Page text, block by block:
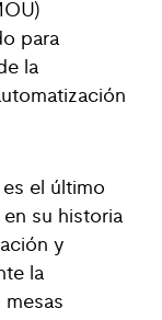
para
la
el último
en su historia
y
la
mesas